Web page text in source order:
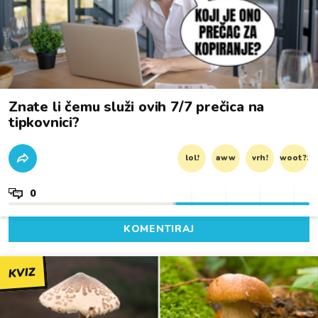
Znate li čemu služi ovih 7/7 prečica na
tipkovnici?
lol! aww vrh! woot?!
0
KOMENTIRAJ
KVIZ